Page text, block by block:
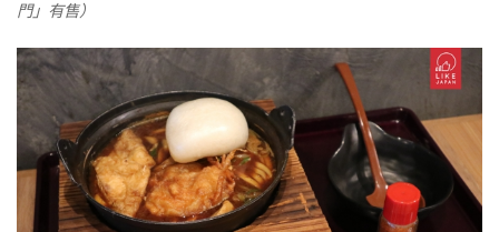
門」有售）